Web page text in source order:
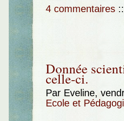
4 commentaires ::
Donnée
celle-ci.
Par Eveline,
Ecole et